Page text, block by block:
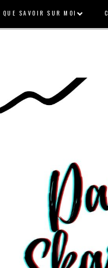
QUE SAVOIR SUR MOI